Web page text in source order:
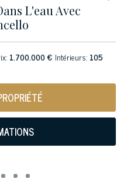
L'eau Avec
1.700.000 € Intérieurs: 105